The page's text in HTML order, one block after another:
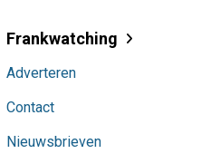
Frankwatching
Adverteren
Contact
Nieuwsbrieven